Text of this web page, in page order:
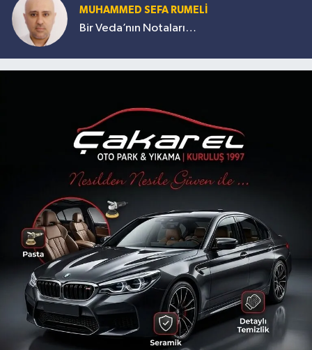
MUHAMMED SEFA RUMELİ
Bir Veda’nın Notaları…